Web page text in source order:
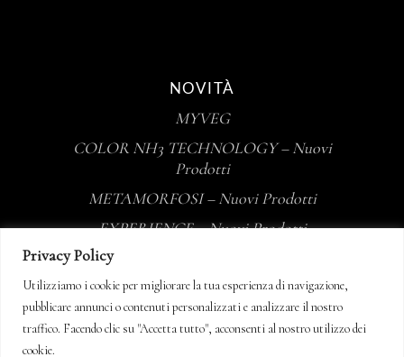
Privacy Policy
Utilizziamo i cookie per migliorare la tua esperienza di navigazione,
pubblicare annunci o contenuti personalizzati e analizzare il nostro
traffico. Facendo clic su "Accetta tutto", acconsenti al nostro utilizzo dei
cookie.
NOVITÀ
MYVEG
COLOR NH3 TECHNOLOGY – Nuovi
Prodotti
METAMORFOSI – Nuovi Prodotti
EXPERIENCE – Nuovi Prodotti
Jean Paul Mynè